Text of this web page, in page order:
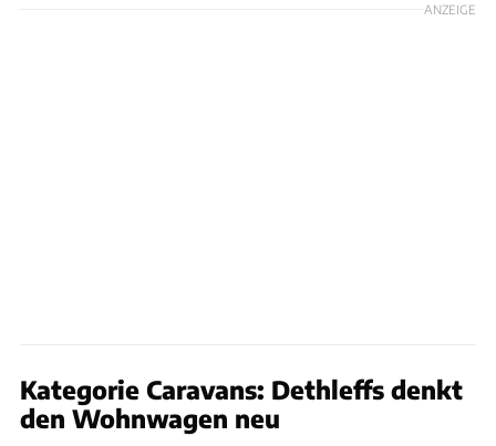
ANZEIGE
Kategorie Caravans: Dethleffs denkt
den Wohnwagen neu